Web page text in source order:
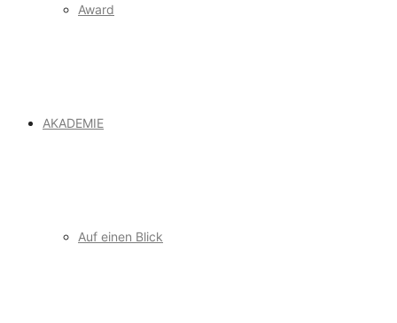
Award
AKADEMIE
Auf einen Blick